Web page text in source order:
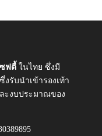
ซฟตี้ ในไทย ซึ่งมี
รับนำเข้ารองเท้า
ะงบประมาณของ